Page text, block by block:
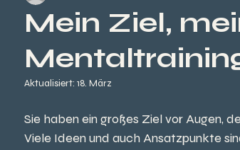
Mein Ziel,
Aktualisiert: 18. März
Sie haben ein großes Ziel vor Augen,
Viele Ideen und auch Ansatzpunkte